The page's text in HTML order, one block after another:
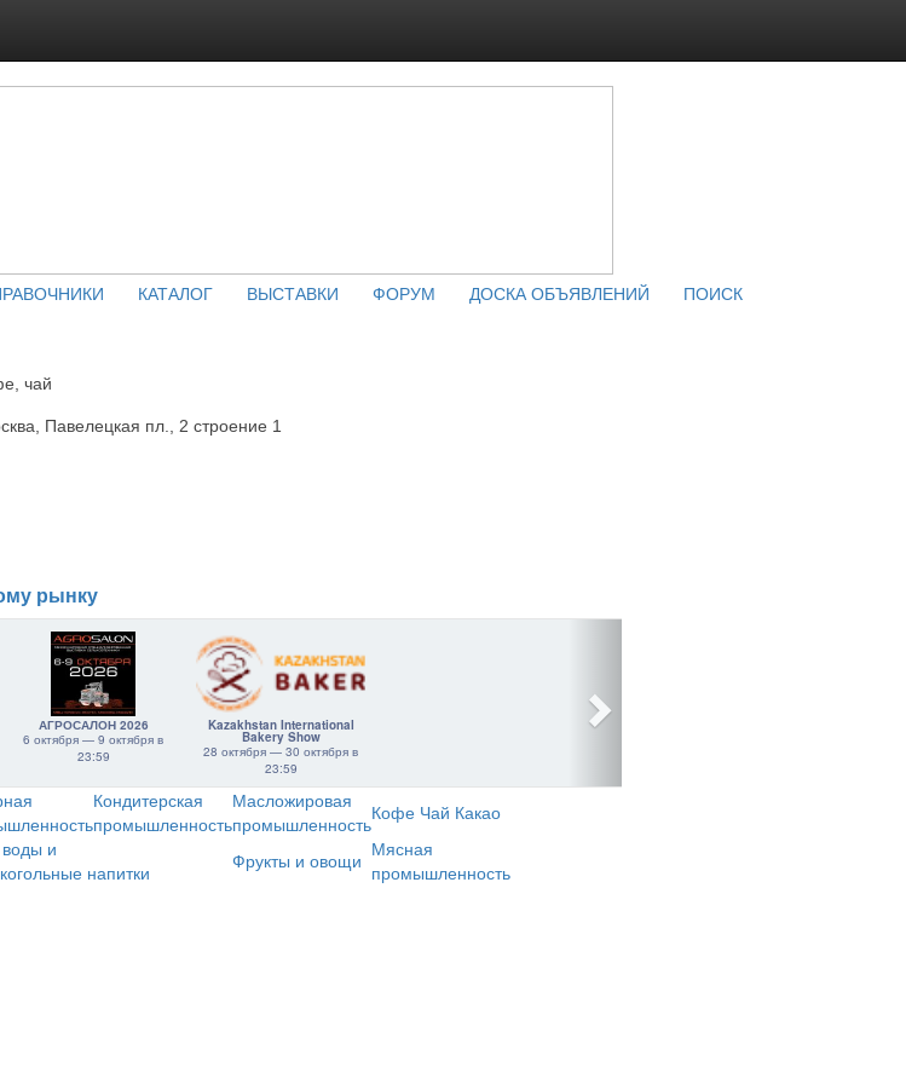
КАТАЛОГ ВЫСТАВКИ ФОРУМ ДОСКА ОБЪЯВЛЕНИЙ
ПОИСК
чай
Павелецкая пл., 2 строение 1
рынку
АГРОСАЛОН 2026
6 октября — 9 октября в
23:59
Kazakhstan International
Bakery Show
28 октября — 30 октября в
23:59
Кондитерская
промышленность
Масложировая
промышленностьКофе Чай Какао
и
напитки
Фрукты и овощи Мясная
промышленность